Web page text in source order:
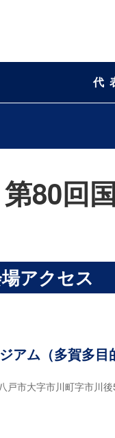
代
第80回
アクセス
アム（多賀多目
市大字市川町字市川後